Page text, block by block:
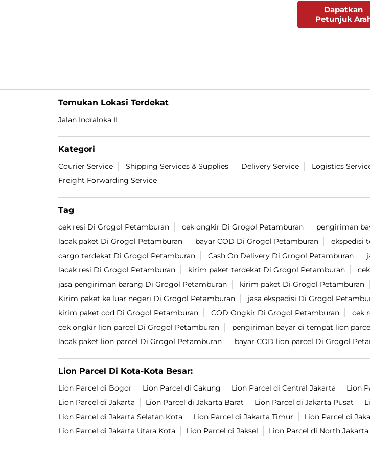
Dapatkan
Petunjuk
Temukan Lokasi Terdekat
Jalan Indraloka II
Kategori
Courier Service Shipping Services & Supplies Delivery Service Logistics
Freight Forwarding Service
Tag
cek resi Di Grogol Petamburan cek ongkir Di Grogol Petamburan
pengiriman
lacak paket Di Grogol Petamburan
bayar COD Di Grogol Petamburan
ekspedisi
cargo terdekat Di Grogol Petamburan
Cash On Delivery Di Grogol Petamburan
lacak resi Di Grogol Petamburan
kirim paket terdekat Di Grogol Petamburan
jasa pengiriman barang Di Grogol Petamburan
kirim paket Di Grogol Petamburan
Kirim paket ke luar negeri Di Grogol Petamburan
jasa ekspedisi Di Grogol
kirim paket cod Di Grogol Petamburan
COD Ongkir Di Grogol Petamburan
cek
cek ongkir lion parcel Di Grogol Petamburan
pengiriman bayar di tempat lion
lacak paket lion parcel Di Grogol Petamburan
bayar COD lion parcel Di Grogol
Lion Parcel Di Kota-Kota Besar:
Lion Parcel di Bogor Lion Parcel di Cakung Lion Parcel di Central Jakarta Lion
Lion Parcel di Jakarta
Lion Parcel di Jakarta Barat Lion Parcel di Jakarta Pusat
Lion Parcel di Jakarta Selatan Kota
Lion Parcel di Jakarta Timur Lion Parcel di
Lion Parcel di Jakarta Utara Kota
Lion Parcel di Jaksel Lion Parcel di North Jakarta